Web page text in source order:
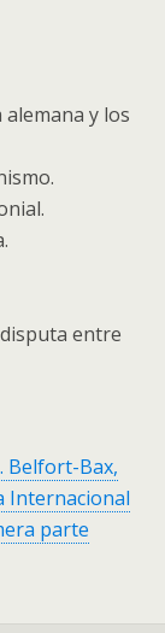
y los
entre
Belfort-Bax,
Internacional
parte